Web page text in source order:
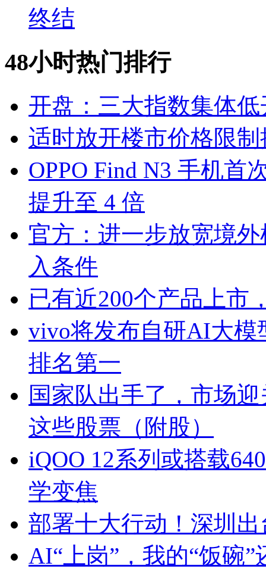
终结
48小时热门排行
开盘：三大指数集体低
适时放开楼市价格限
OPPO Find N3 手机首
提升至 4 倍
官方：进一步放宽境
入条件
已有近200个产品上市
vivo将发布自研AI大模
排名第一
国家队出手了，市场
这些股票（附股）
iQOO 12系列或搭载
学变焦
部署十大行动！深圳
AI“上岗”，我的“饭碗”